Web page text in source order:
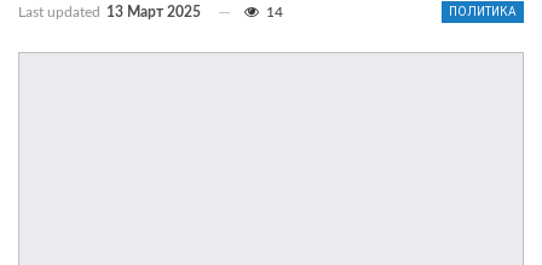
ПОЛИТИКА
Last updated 13 Март 2025 14